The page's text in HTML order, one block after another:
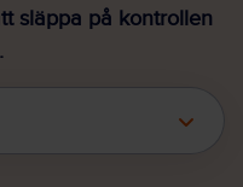
släppa på kontrollen